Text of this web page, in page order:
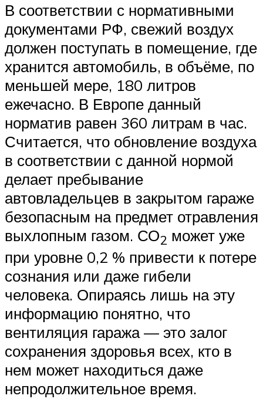
В соответствии с нормативными
документами РФ, свежий воздух
должен поступать в помещение, где
хранится автомобиль, в объёме, по
меньшей мере, 180 литров
ежечасно. В Европе данный
норматив равен 360 литрам в час.
Считается, что обновление воздуха
в соответствии с данной нормой
делает пребывание
автовладельцев в закрытом гараже
безопасным на предмет отравления
выхлопным газом. СО2 может уже
при уровне 0,2 % привести к потере
сознания или даже гибели
человека. Опираясь лишь на эту
информацию понятно, что
вентиляция гаража — это залог
сохранения здоровья всех, кто в
нем может находиться даже
непродолжительное время.